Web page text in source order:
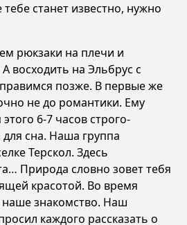
станет известно, нужно
рюкзаки на плечи и
восходить на Эльбрус с
позже. В первые же
не до романтики. Ему
6-7 часов строго-
сна. Наша группа
Терскол. Здесь
Природа словно зовет тебя
красотой. Во время
наше знакомство. Наш
каждого рассказать о